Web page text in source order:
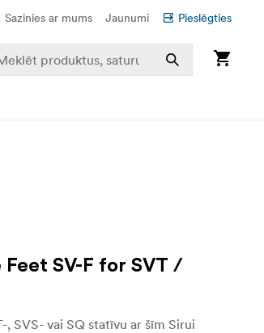
Sazinies ar mums Jaunumi Pieslēgties
Feet SV-F for SVT /
SVS- vai SQ statīvu ar šīm Sirui